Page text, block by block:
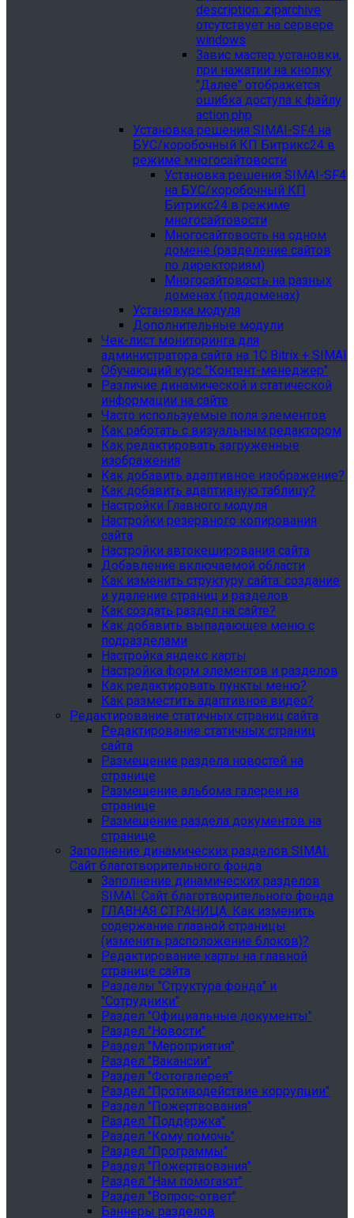
description: ziparchive
отсутствует на сервере
windows
Завис мастер установки,
при нажатии на кнопку
"Далее" отображется
ошибка доступа к файлу
action.php
Установка решения SIMAI-SF4 на
БУС/коробочный КП Битрикс24 в
режиме многосайтовости
Установка решения SIMAI-SF4
на БУС/коробочный КП
Битрикс24 в режиме
многосайтовости
Многосайтовость на одном
домене (разделение сайтов
по директориям)
Многосайтовость на разных
доменах (поддоменах)
Установка модуля
Дополнительные модули
Чек-лист мониторинга для
администратора сайта на 1С Bitrix + SIMAI
Обучающий курс "Контент-менеджер"
Различие динамической и статической
информации на сайте
Часто используемые поля элементов
Как работать с визуальным редактором
Как редактировать загруженные
изображения
Как добавить адаптивное изображение?
Как добавить адаптивную таблицу?
Настройки Главного модуля
Настройки резервного копирования
сайта
Настройки автокеширования сайта
Добавление включаемой области
Как изменить структуру сайта: создание
и удаление страниц и разделов
Как создать раздел на сайте?
Как добавить выпадающее меню с
подразделами
Настройка яндекс карты
Настройка форм элементов и разделов
Как редактировать пункты меню?
Как разместить адаптивное видео?
Редактирование статичных страниц сайта
Редактирование статичных страниц
сайта
Размещение раздела новостей на
странице
Размещение альбома галереи на
странице
Размещение раздела документов на
странице
Заполнение динамических разделов SIMAI:
Сайт благотворительного фонда
Заполнение динамических разделов
SIMAI: Сайт благотворительного фонда
ГЛАВНАЯ СТРАНИЦА. Как изменить
содержание главной страницы
(изменить расположение блоков)?
Редактирование карты на главной
странице сайта
Разделы "Структура фонда" и
"Сотрудники"
Раздел "Официальные документы"
Раздел "Новости"
Раздел "Мероприятия"
Раздел "Вакансии"
Раздел "Фотогалерея"
Раздел "Противодействие коррупции"
Раздел "Пожертвования"
Раздел "Поддержка"
Раздел "Кому помочь"
Раздел "Программы"
Раздел "Пожертвования"
Раздел "Нам помогают"
Раздел "Вопрос-ответ"
Баннеры разделов